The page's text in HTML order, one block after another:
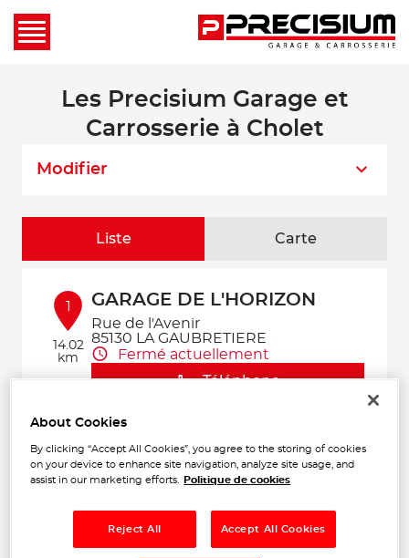
Les Precisium Garage et
Carrosserie à Cholet
Modifier
Liste Carte
1
14.02
km
GARAGE DE L'HORIZON
Rue de l'Avenir
85130 LA GAUBRETIERE
Fermé actuellement
Téléphone
km
GARAGE DU CENTRE
33 RUE FRANCOIS NICOLAS
85500 CHANVERRIE
Fermé actuellement
About Cookies
By clicking “Accept All Cookies”, you agree to the storing of cookies
on your device to enhance site navigation, analyze site usage, and
assist in our marketing efforts.
Politique de cookies
Reject All Accept All Cookies